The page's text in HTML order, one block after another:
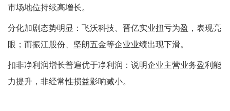
市场地位持续高增长。
分化加剧态势明显：飞沃科技、晋亿实业扭亏为盈，表现亮
眼；而振江股份、坚朗五金等企业业绩出现下滑。
扣非净利润增长普遍优于净利润：说明企业主营业务盈利能
力提升，非经常性损益影响减小。